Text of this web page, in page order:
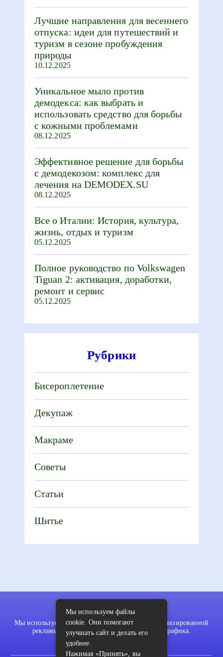
Лучшие направления для весеннего
отпуска: идеи для путешествий и
туризм в сезоне пробуждения
природы
10.12.2025
Уникальное мыло против
демодекса: как выбрать и
использовать средство для борьбы
с кожными проблемами
08.12.2025
Эффективное решение для борьбы
с демодекозом: комплекс для
лечения на DEMODEX.SU
08.12.2025
Все о Италии: История, культура,
жизнь, отдых и туризм
05.12.2025
Полное руководство по Volkswagen
Tiguan 2: активация, доработки,
ремонт и сервис
05.12.2025
Рубрики
Бисероплетение
Декупаж
Макраме
Советы
Статьи
Шитье
Мы используем файлы cookie для показа персонализированной
рекламы и/или контента и анализа нашего трафика.
Мы используем файлы
cookie. Они помогают
улучшать сайт и делать его
удобнее.
Нажимая «Принять», вы